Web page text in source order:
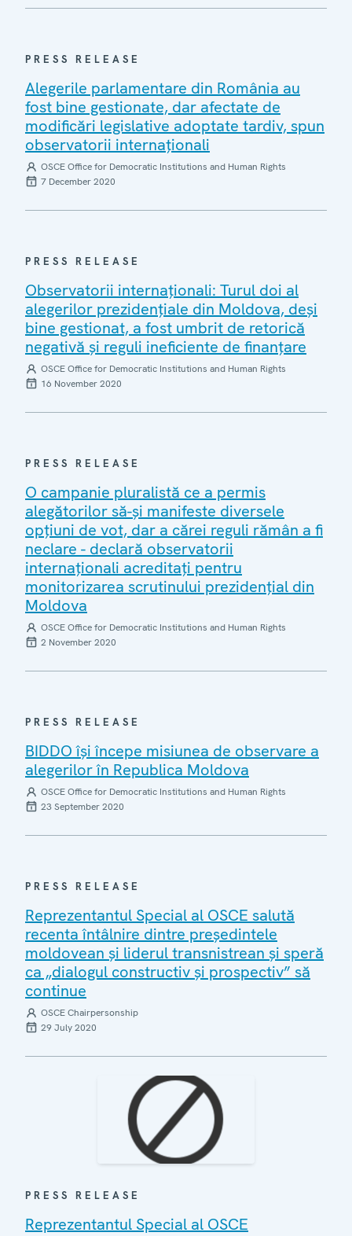
PRESS RELEASE
Alegerile parlamentare din România au
fost bine gestionate, dar afectate de
modificări legislative adoptate tardiv, spun
observatorii internaționali
OSCE Office for Democratic Institutions and Human Rights
7 December 2020
PRESS RELEASE
Observatorii internaționali: Turul doi al
alegerilor prezidențiale din Moldova, deși
bine gestionat, a fost umbrit de retorică
negativă și reguli ineficiente de finanțare
OSCE Office for Democratic Institutions and Human Rights
16 November 2020
PRESS RELEASE
O campanie pluralistă ce a permis
alegătorilor să-și manifeste diversele
opțiuni de vot, dar a cărei reguli rămân a fi
neclare - declară observatorii
internaționali acreditați pentru
monitorizarea scrutinului prezidențial din
Moldova
OSCE Office for Democratic Institutions and Human Rights
2 November 2020
PRESS RELEASE
BIDDO își începe misiunea de observare a
alegerilor în Republica Moldova
OSCE Office for Democratic Institutions and Human Rights
23 September 2020
PRESS RELEASE
Reprezentantul Special al OSCE salută
recenta întâlnire dintre președintele
moldovean și liderul transnistrean și speră
ca „dialogul constructiv și prospectiv” să
continue
OSCE Chairpersonship
29 July 2020
PRESS RELEASE
Reprezentantul Special al OSCE